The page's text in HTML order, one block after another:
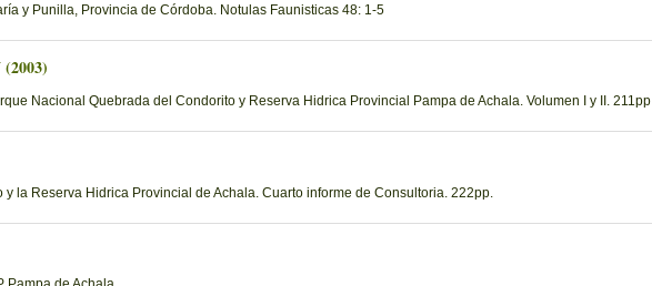
y Punilla, Provincia de Córdoba. Notulas Faunisticas 48: 1-5
Nacional Quebrada del Condorito y Reserva Hidrica Provincial Pampa de Achala. Volumen I y II. 211pp
la Reserva Hidrica Provincial de Achala. Cuarto informe de Consultoria. 222pp.